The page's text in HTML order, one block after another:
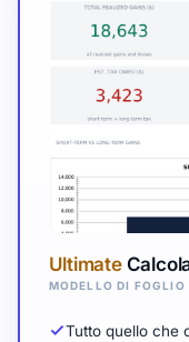
Ultimate
MODELLO DI FOGLIO
Tutto quello che